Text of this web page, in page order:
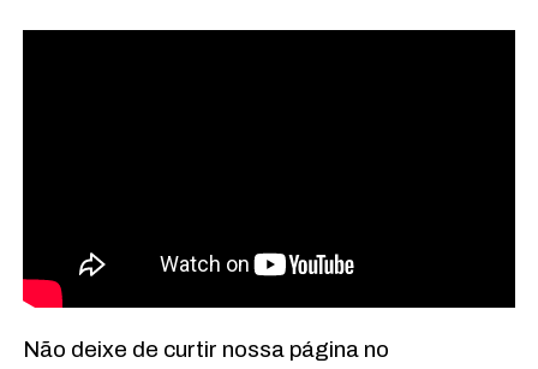
Não deixe de curtir nossa página no